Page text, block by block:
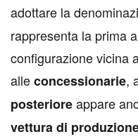
adottare la
rappresenta la prima
configurazione vicina
alleconcessionarie,
posterioreappare
vettura di